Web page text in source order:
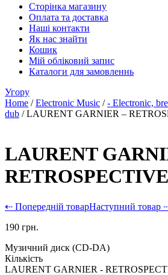
Сторінка магазину
Оплата та доставка
Наші контакти
Як нас знайти
Кошик
Мій обліковий запис
Каталоги для замовленнь
Угору
Home /Electronic Music /- Electronic,
dub / LAURENT GARNIER –
LAURENT
⇠ Попередній товарНаступний товар
190 грн.
Музичний диск (CD-DA)
Кількість
LAURENT GARNIER -